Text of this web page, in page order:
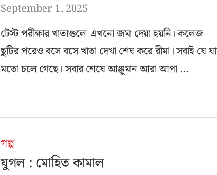
September 1, 2025
টেস্ট পরীক্ষার খাতাগুলো এখনো জমা দেয়া হয়নি। কলেজ
ছুটির পরেও বসে বসে খাতা দেখা শেষ করে রীমা। সবাই যে
মতো চলে গেছে। সবার শেষে আঞ্জুমান আরা আপা …
গল্প
যুগল : মোহিত কামাল